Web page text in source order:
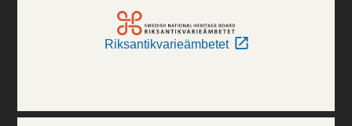
Riksantikvarieämbetet